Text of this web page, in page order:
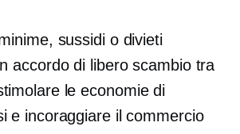
sussidi o divieti
accordo di libero scambio tra
le economie di
e incoraggiare il commercio